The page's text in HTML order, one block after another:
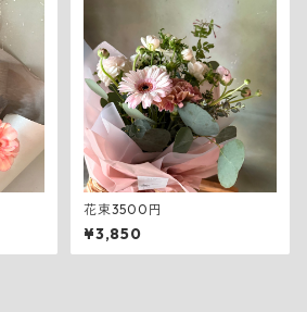
花束3500円
¥3,850